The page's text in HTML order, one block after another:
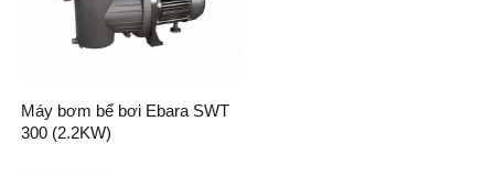
Máy bơm bể bơi Ebara SWT
300 (2.2KW)